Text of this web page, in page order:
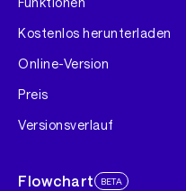
Kostenlos herunterladen
Online-Version
Preis
Versionsverlauf
Flowchart BETA